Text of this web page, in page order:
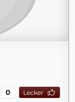
0 Lecker